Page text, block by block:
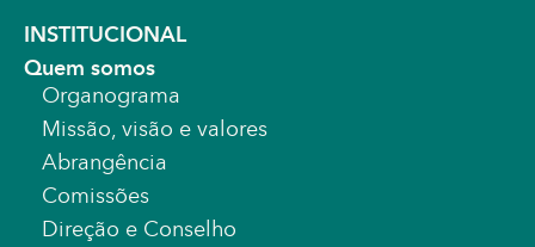
INSTITUCIONAL
Quem somos
Organograma
Missão, visão e valores
Abrangência
Comissões
Direção e Conselho